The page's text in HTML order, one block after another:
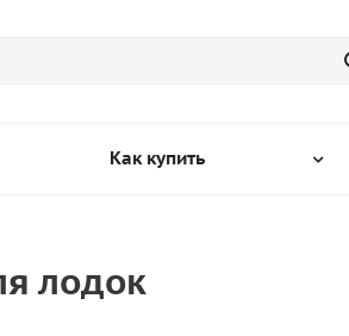
Как купить
лодок